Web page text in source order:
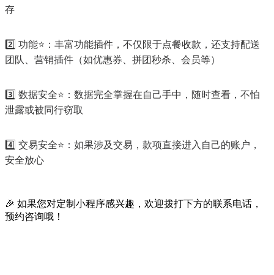
存
2️⃣ 功能⭐️：丰富功能插件，不仅限于点餐收款，还支持配送
团队、营销插件（如优惠券、拼团秒杀、会员等）
3️⃣ 数据安全⭐️：数据完全掌握在自己手中，随时查看，不怕
泄露或被同行窃取
4️⃣ 交易安全⭐️：如果涉及交易，款项直接进入自己的账户，
安全放心
🎉 如果您对定制小程序感兴趣，欢迎拨打下方的联系电话，
预约咨询哦！